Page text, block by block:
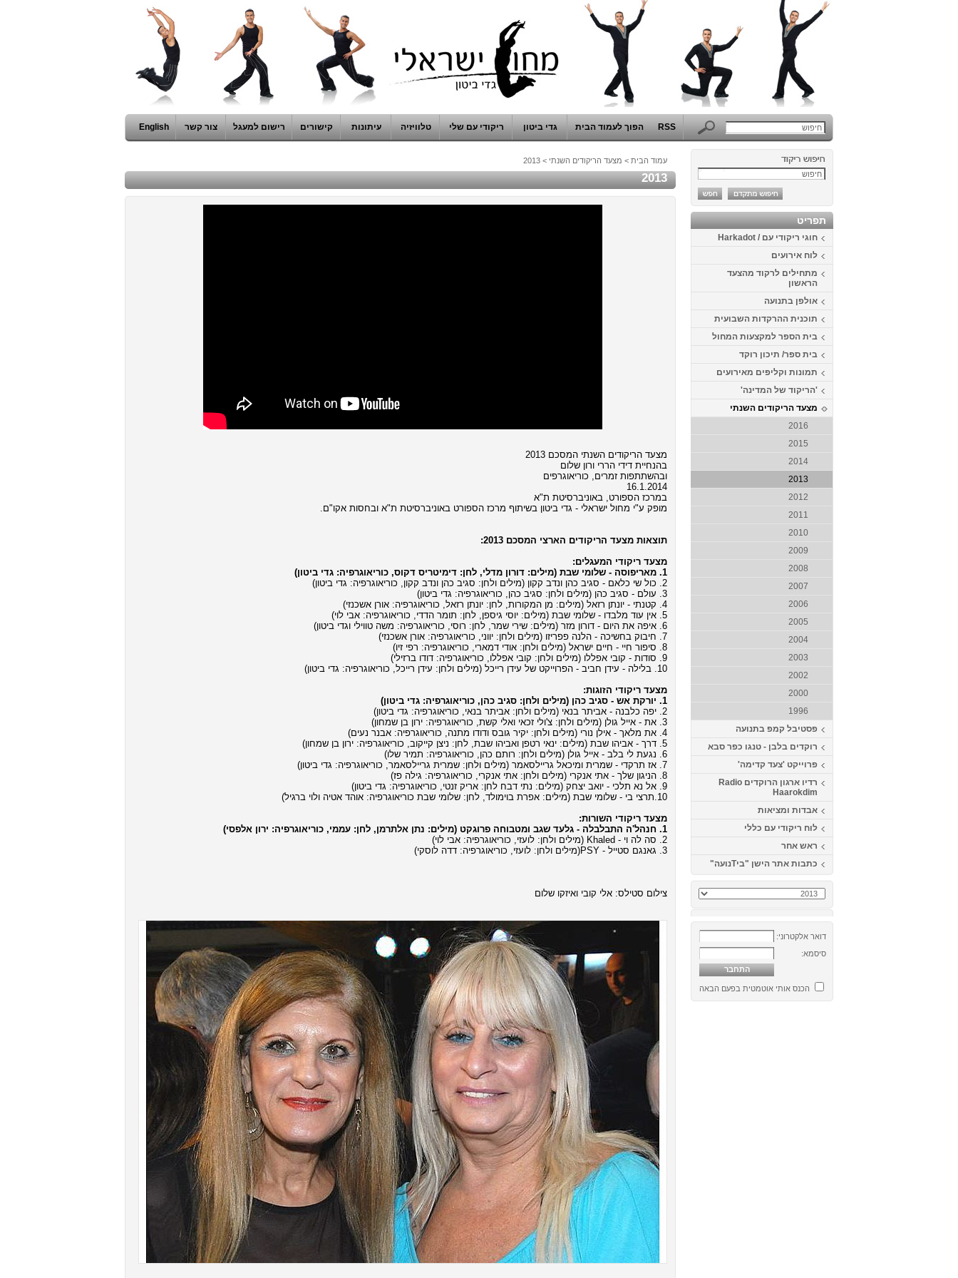
RSS הפוך לעמוד הבית גדי ביטון ריקודי עם שלי טלוויזיה עיתונות קישורים רישום למעגל צור קשר English
תפריט
חוגי ריקודי עם / Harkadot
לוח אירועים
מתחילים לרקוד מהצעד
הראשון
אולפן בתנועה
תוכנית ההרקדות השבועית
בית הספר למקצעות המחול
בית ספר/ תיכון רוקד
תמונות וקליפים מאירועים
'הריקוד של המדינה'
מצעד הריקודים השנתי
2016
2015
2014
2013
2012
2011
2010
2009
2008
2007
2006
2005
2004
2003
2002
2000
1996
פסטיבל קמפ בתנועה
רוקדים בלבן - טנגו כפר סבא
פרוייקט 'צעד קדימה'
רדיו ארגון הרוקדים Radio
Haarokdim
אבדות ומציאות
לוח ריקודי עם כללי
ראש אחר
כתבות אתר הישן "ביTנועה"
דואר אלקטרוני:
סיסמא:
הכנס אותי אוטמטית בפעם הבאה
עמוד הבית > מצעד הריקודים השנתי >
2013
2013
מצעד הריקודים השנתי המסכם 2013
בהנחיית דידי הררי ורון שלום
ובהשתתפות זמרים, כוריאוגרפים
16.1.2014
במרכז הספורט, באוניברסיטת ת"א
מופק ע"י מחול ישראלי - גדי ביטון בשיתוף מרכז הספורט באוניברסיטת ת"א ובחסות אקו"ם.
תוצאות מצעד הריקודים הארצי המסכם 2013:
מצעד ריקודי המעגלים:
1. מאריפוסה - שלומי שבת (מילים: דורון מדלי, לחן: דימיטריס דקוס, כוריאוגרפיה: גדי ביטון)
2. כול שי כלאם - סגיב כהן ונדב קקון (מילים ולחן: סגיב כהן ונדב קקון, כוריאוגרפיה: גדי ביטון)
3. עולם - סגיב כהן (מילים ולחן: סגיב כהן, כוריאוגרפיה: גדי ביטון)
4. קטנתי - יונתן רזאל (מילים: מן המקורות, לחן: יונתן רזאל, כוריאוגרפיה: אורן אשכנזי)
5. אין עוד מלבדו - שלומי שבת (מילים: יוסי גיספן, לחן: תומר הדדי, כוריאוגרפיה: אבי לוי)
6. איפה את היום - דורון מזר (מילים: שירי שמר, לחן: רוסי, כוריאוגרפיה: משה טווילי וגדי ביטון)
7. חיבוק בחשיכה - הלנה פפריזו (מילים ולחן: יווני, כוריאוגרפיה: אורן אשכנזי)
8. סיפור חיי - חיים ישראל (מילים ולחן: אודי דמארי, כוריאוגרפיה: רפי זיו)
9. סודות - קובי אפללו (מילים ולחן: קובי אפללו, כוריאוגרפיה: דודו ברזילי)
10. בלילה - עידן חביב - הפרוייקט של עידן רייכל (מילים ולחן: עידן רייכל, כוריאוגרפיה: גדי ביטון)
מצעד ריקודי הזוגות:
1. יורקת אש - סגיב כהן (מילים ולחן: סגיב כהן, כוריאוגרפיה: גדי ביטון)
2. יפה כלבנה - אביתר בנאי (מילים ולחן: אביתר בנאי, כוריאוגרפיה: גדי ביטון)
3. את - אייל גולן (מילים ולחן: צ'ולי זכאי ואלי קשת, כוריאוגרפיה: ירון בן שמחון)
4. את מלאך - אילן נורי (מילים ולחן: יקיר גובס ודודו מתנה, כוריאוגרפיה: אבנר נעים)
5. דרך - אביהו שבת (מילים: ינאי רטפן ואביהו שבת, לחן: ניצן קייקוב, כוריאוגרפיה: ירון בן שמחון)
6. נגעת לי בלב - אייל גולן (מילים ולחן: רותם כהן, כוריאוגרפיה: תמיר שלו)
7. אז תרקדי - שמרית ומיכאל גריילסאמר (מילים ולחן: שמרית גריילסאמר, כוריאוגרפיה: גדי ביטון)
8. הניגון שלך - אתי אנקרי (מילים ולחן: אתי אנקרי, כוריאוגרפיה: גילה פז)
9. אל נא תלכי - יואב יצחק (מילים: נתי דבח לחן: אריק זנטי, כוריאוגרפיה: גדי ביטון)
10.תרצי בי - שלומי שבת (מילים: אפרת בוימולד, לחן: שלומי שבת כוריאוגרפיה: אוהד אטיה ולוי ברגיל)
מצעד ריקודי השורות:
1. חנהל'ה התבלבלה - גלעד שגב ומטבוחה פרוגקט (מילים: נתן אלתרמן, לחן: עממי, כוריאוגרפיה: ירון אלפסי)
2. סה לה וי - Khaled (מילים ולחן: לועזי, כוריאוגרפיה: אבי לוי)
3. גאנגם סטייל - PSY(מילים ולחן: לועזי, כוריאוגרפיה: דדה לוסקי)
צילום סטילס: אלי קובי ואיזקו שלום